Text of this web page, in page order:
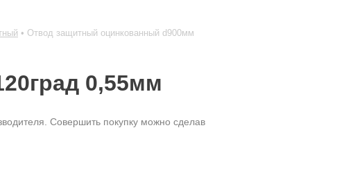
Отвод защитный оцинкованный d900мм
0,55мм
Совершить покупку можно сделав